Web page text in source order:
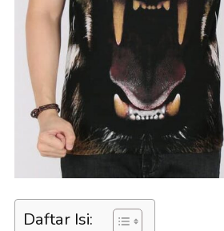
Daftar Isi: